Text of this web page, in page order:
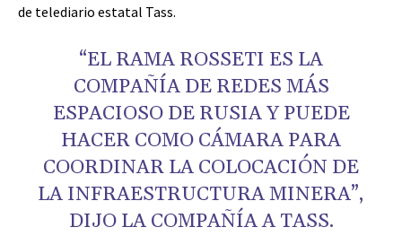
de telediario estatal Tass.
“EL RAMA ROSSETI ES LA
COMPAÑÍA DE REDES MÁS
ESPACIOSO DE RUSIA Y PUEDE
HACER COMO CÁMARA PARA
COORDINAR LA COLOCACIÓN DE
LA INFRAESTRUCTURA MINERA”,
DIJO LA COMPAÑÍA A TASS.